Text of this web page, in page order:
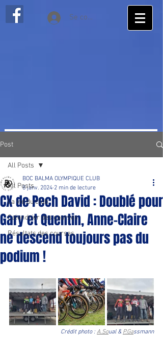
Se connecter
Post
All Posts
La vie du club
Calendrier des courses
Résultats des courses
All Posts
CX de Pech David : Doublé pour
Gary et Quentin, Anne-Claire
ne descend toujours pas du
podium !
BOC BALMA OLYMPIQUE CLUB
8 janv. 2024 2 min de lecture
Crédit photo : A.Soual & P.Gassmann